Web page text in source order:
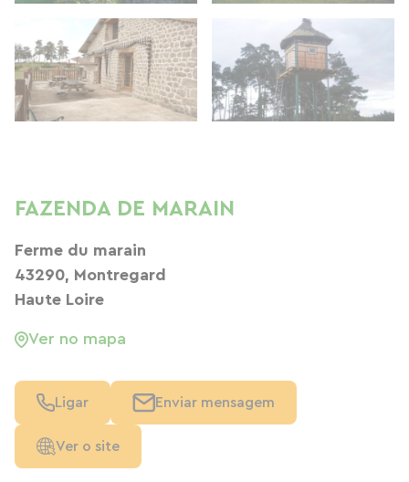
FAZENDA DE MARAIN
Ferme du marain
43290, Montregard
Haute Loire
Ver no mapa
Ligar Enviar mensagem
Ver o site